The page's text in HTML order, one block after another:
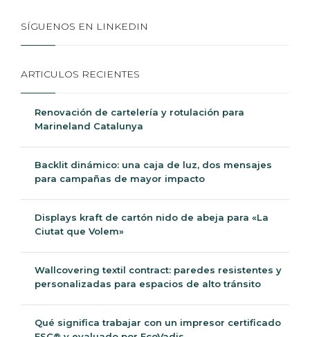
SÍGUENOS EN LINKEDIN
ARTICULOS RECIENTES
Renovación de cartelería y rotulación para
Marineland Catalunya
Backlit dinámico: una caja de luz, dos mensajes
para campañas de mayor impacto
Displays kraft de cartón nido de abeja para «La
Ciutat que Volem»
Wallcovering textil contract: paredes resistentes y
personalizadas para espacios de alto tránsito
Qué significa trabajar con un impresor certificado